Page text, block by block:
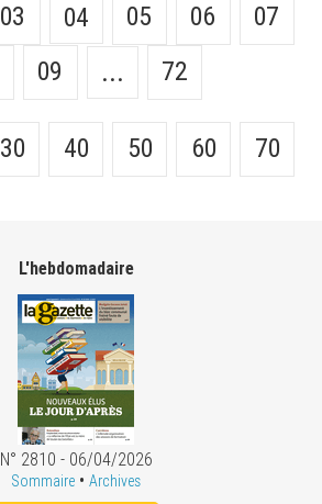
03 04 05 06
07
09 ... 72
30 40 50 60 70
L'hebdomadaire
N° 2810 - 06/04/2026
Sommaire • Archives